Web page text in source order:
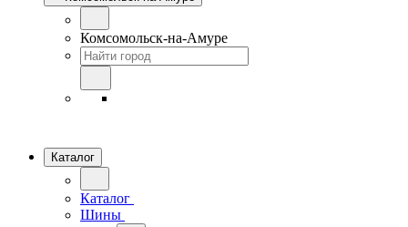
Комсомольск-на-Амуре
Каталог
Каталог
Шины